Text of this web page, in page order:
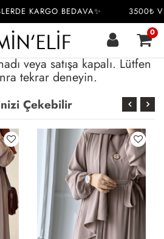
KARGO BEDAVA✨ 3500₺
0
veya satışa kapalı. Lütfen
tekrar deneyin.
Çekebilir